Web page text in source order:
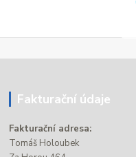
Fakturační údaje
Fakturační adresa:
Tomáš Holoubek